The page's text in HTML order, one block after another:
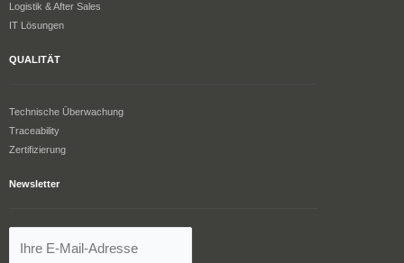
Logistik & After Sales
IT Lösungen
QUALITÄT
Technische Überwachung
Traceability
Zertifizierung
Newsletter